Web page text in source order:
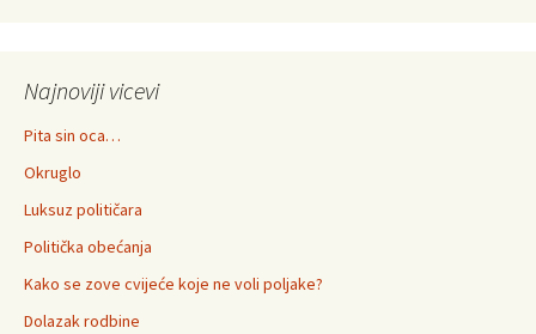
Najnoviji vicevi
Pita sin oca…
Okruglo
Luksuz političara
Politička obećanja
Kako se zove cvijeće koje ne voli poljake?
Dolazak rodbine